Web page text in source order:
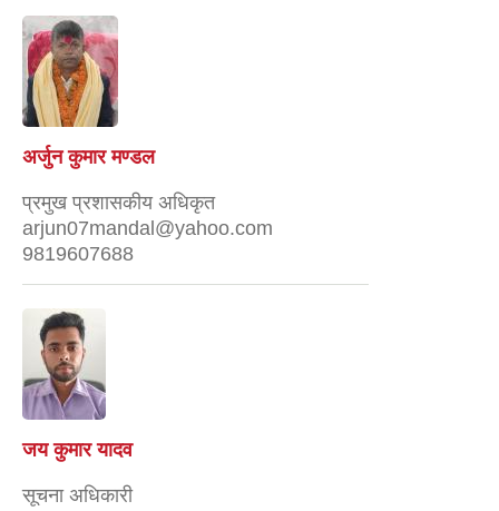
अर्जुन कुमार मण्डल
प्रमुख प्रशासकीय अधिकृत
arjun07mandal@yahoo.com
9819607688
जय कुमार यादव
सूचना अधिकारी